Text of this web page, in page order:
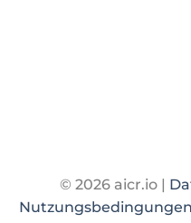
© 2026 aicr.io |
Nutzungsbedingungen